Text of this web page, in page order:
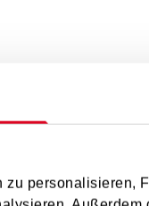
personalisieren,